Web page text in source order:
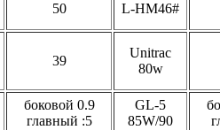
50 L-HM46#
39
Unitrac
80w
боковой 0.9
главный :5
GL-5
85W/90